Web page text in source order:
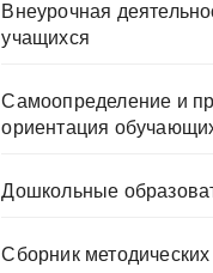
Внеурочная
учащихся
Самоопределение и
ориентация
Дошкольные
Сборник